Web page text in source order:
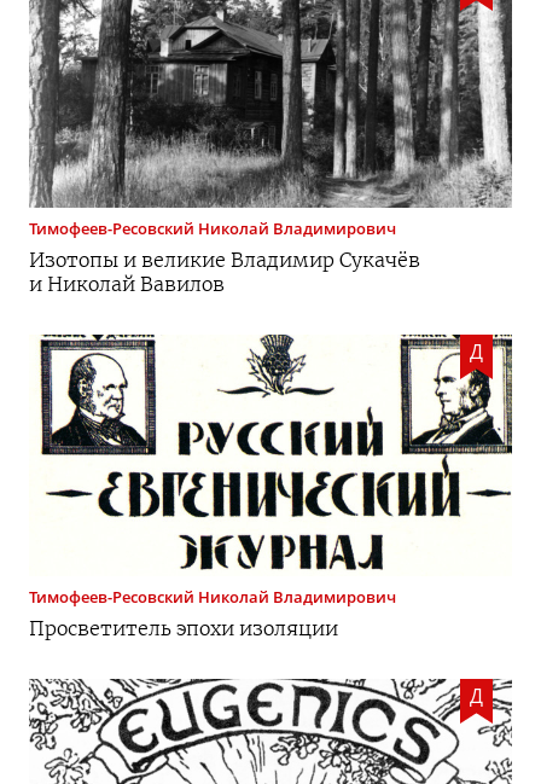
Тимофеев-Ресовский Николай Владимирович
Изотопы и великие Владимир Сукачёв
и Николай Вавилов
Д
Тимофеев-Ресовский Николай Владимирович
Просветитель эпохи изоляции
Д